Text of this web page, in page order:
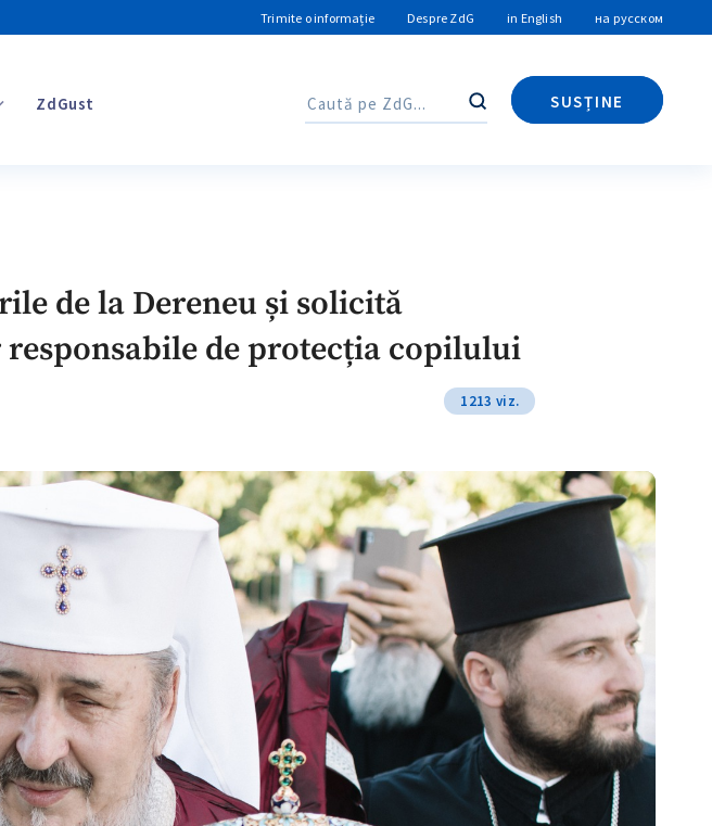
Trimite o informație Despre ZdG in English на русском
ZdGust Caută
SUSȚINE
Caută
de la Dereneu și solicită
de protecția copilului
1213 viz.